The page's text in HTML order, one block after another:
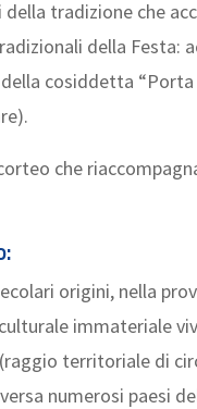
tradizione che
della
cosiddetta
che
origini, nella
immateriale
territoriale di
numerosi paesi